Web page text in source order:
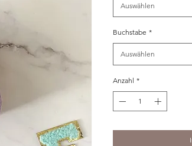
Auswählen
Buchstabe *
Auswählen
Anzahl *